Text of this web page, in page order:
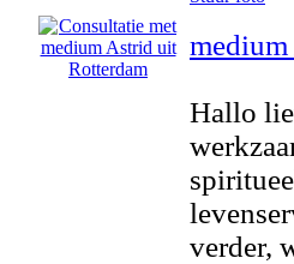
Hallo
verder,